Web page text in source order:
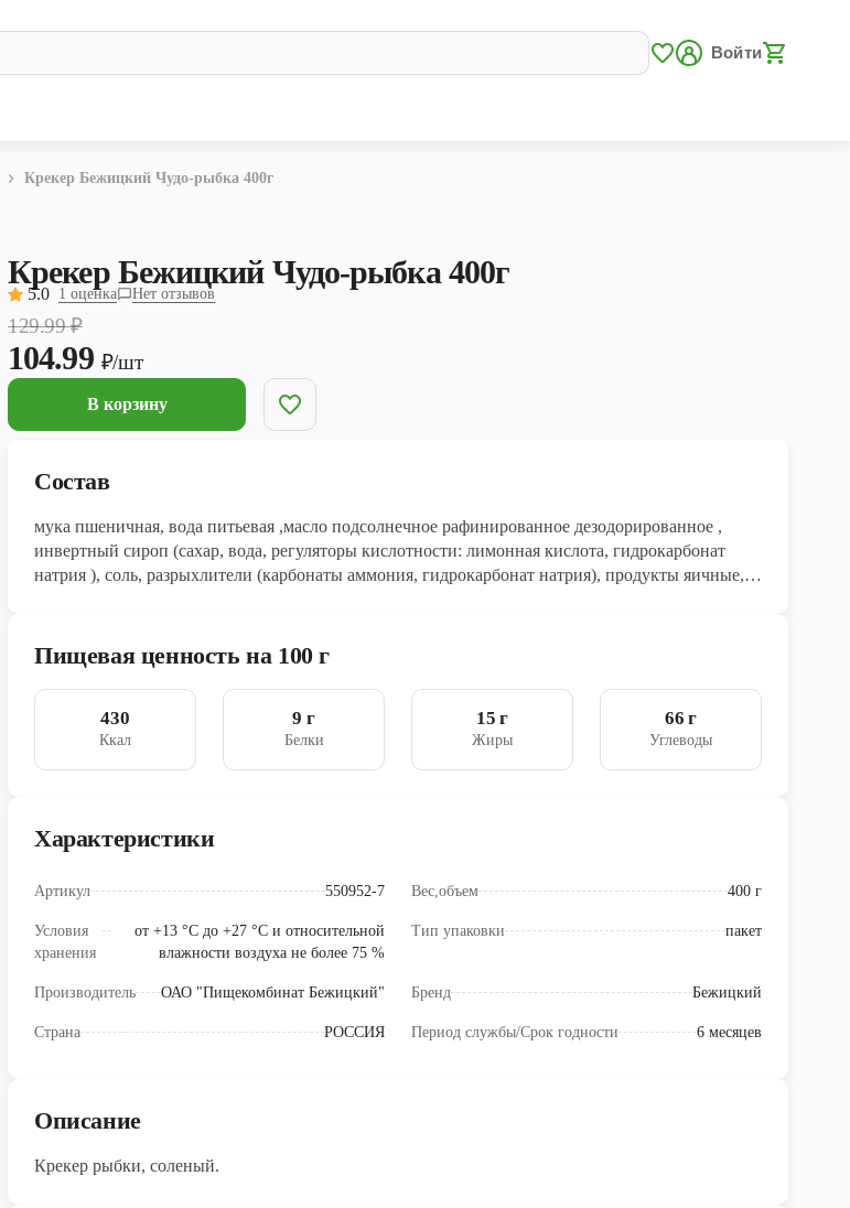
Войти
Крекер Бежицкий Чудо-рыбка 400г
Крекер Бежицкий Чудо-рыбка 400г
5.0 1 оценка Нет отзывов
129.99₽
104.99 ₽/шт
В корзину
Состав
мука пшеничная, вода питьевая ,масло подсолнечное рафинированное дезодорированное ,
инвертный сироп (сахар, вода, регуляторы кислотности: лимонная кислота, гидрокарбонат
натрия ), соль, разрыхлители (карбонаты аммония, гидрокарбонат натрия), продукты яичные,
Пищевая ценность на 100 г
430
Ккал
9 г
Белки
15 г
Жиры
66 г
Углеводы
Характеристики
Артикул 550952-7 Вес,объем 400 г
Условия
хранения
от +13 °C до +27 °C и относительной
влажности воздуха не более 75 %
Тип упаковки пакет
Производитель ОАО "Пищекомбинат Бежицкий" Бренд Бежицкий
Страна РОССИЯ Период службы/Срок годности 6 месяцев
Описание
Крекер рыбки, соленый.